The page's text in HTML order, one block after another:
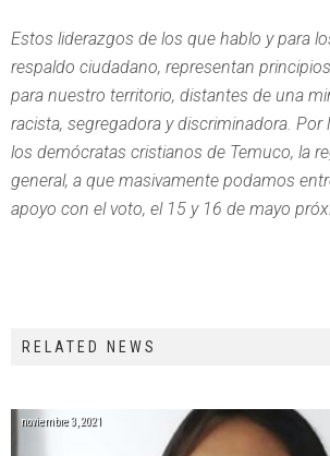
Estos liderazgos de los que hablo y para
respaldo ciudadano, representan
para nuestro territorio, distantes de una
racista, segregadora y discriminadora. Por
los demócratas cristianos de Temuco, la
general, a que masivamente podamos
apoyo con el voto, el 15 y 16 de mayo
RELATED NEWS
noviembre 3, 2021